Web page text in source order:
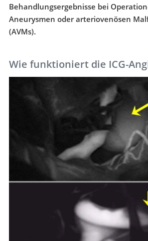
Behandlungsergebnisse bei
Aneurysmen oder arteriovenösen
(AVMs).
Wie funktioniert die ICG-